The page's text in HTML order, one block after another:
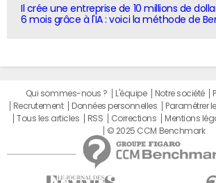
Il crée une entreprise de 10 millions de
6 mois grâce à l'IA : voici la méthode de
Qui sommes-nous ? L'équipe Notre société
Recrutement
Données personnelles Paramétrer
Tous les articles
RSS Corrections Mentions
© 2025 CCM Benchmark